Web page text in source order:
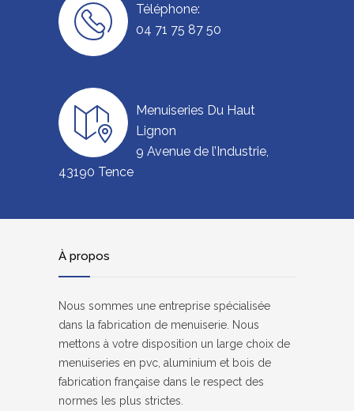
Téléphone:
04 71 75 87 50
Menuiseries Du Haut
Lignon
9 Avenue de l’Industrie,
43190 Tence
À propos
Nous sommes une entreprise spécialisée
dans la fabrication de menuiserie. Nous
mettons à votre disposition un large choix de
menuiseries en pvc, aluminium et bois de
fabrication française dans le respect des
normes les plus strictes.